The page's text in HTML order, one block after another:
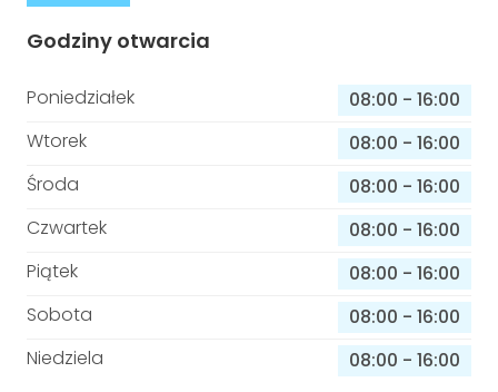
Godziny otwarcia
Poniedziałek 08:00 - 16:00
Wtorek
08:00 - 16:00
Środa
08:00 - 16:00
Czwartek
08:00 - 16:00
Piątek
08:00 - 16:00
Sobota
08:00 - 16:00
Niedziela
08:00 - 16:00